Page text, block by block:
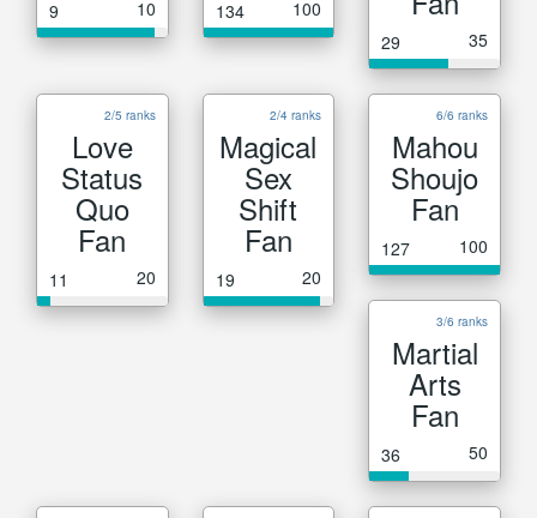
9 10 134 100
29 35
2/5 ranks
Love
Status
Quo
Fan
11 20
2/4 ranks
Magical
Sex
Shift
Fan
19 20
6/6 ranks
Mahou
Shoujo
Fan
127 100
3/6 ranks
Martial
Arts
Fan
36 50